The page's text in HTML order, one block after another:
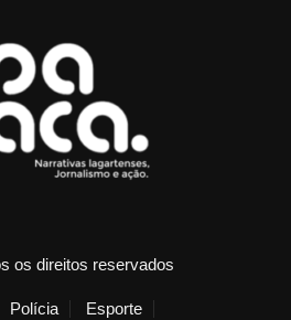
os direitos reservados
Polícia Esporte